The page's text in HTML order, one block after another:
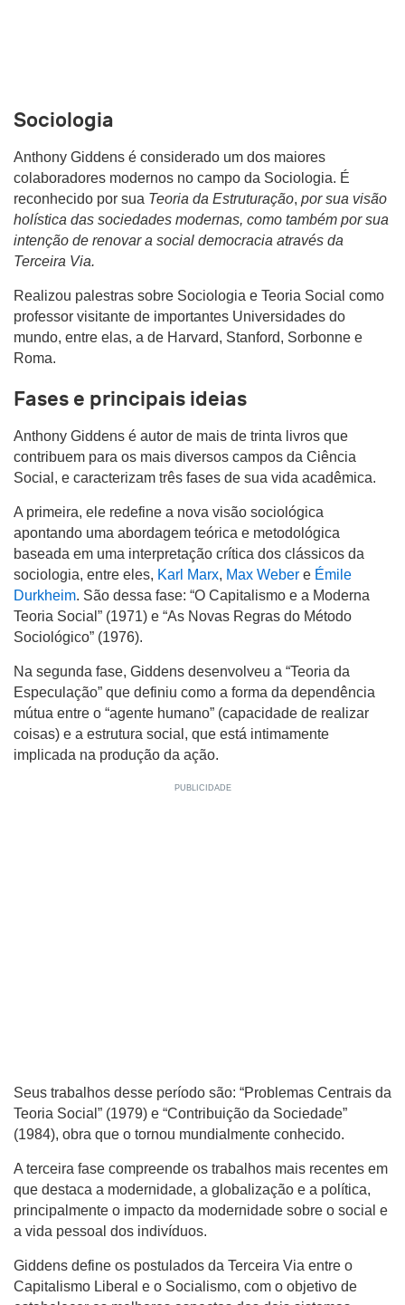
Sociologia
Anthony Giddens é considerado um dos maiores
colaboradores modernos no campo da Sociologia. É
reconhecido por sua Teoria da Estruturação, por sua visão
holística das sociedades modernas, como também por sua
intenção de renovar a social democracia através da
Terceira Via.
Realizou palestras sobre Sociologia e Teoria Social como
professor visitante de importantes Universidades do
mundo, entre elas, a de Harvard, Stanford, Sorbonne e
Roma.
Fases e principais ideias
Anthony Giddens é autor de mais de trinta livros que
contribuem para os mais diversos campos da Ciência
Social, e caracterizam três fases de sua vida acadêmica.
A primeira, ele redefine a nova visão sociológica
apontando uma abordagem teórica e metodológica
baseada em uma interpretação crítica dos clássicos da
sociologia, entre eles, Karl Marx, Max Weber e Émile
Durkheim. São dessa fase: “O Capitalismo e a Moderna
Teoria Social” (1971) e “As Novas Regras do Método
Sociológico” (1976).
Na segunda fase, Giddens desenvolveu a “Teoria da
Especulação” que definiu como a forma da dependência
mútua entre o “agente humano” (capacidade de realizar
coisas) e a estrutura social, que está intimamente
implicada na produção da ação.
Seus trabalhos desse período são: “Problemas Centrais da
Teoria Social” (1979) e “Contribuição da Sociedade”
(1984), obra que o tornou mundialmente conhecido.
A terceira fase compreende os trabalhos mais recentes em
que destaca a modernidade, a globalização e a política,
principalmente o impacto da modernidade sobre o social e
a vida pessoal dos indivíduos.
Giddens define os postulados da Terceira Via entre o
Capitalismo Liberal e o Socialismo, com o objetivo de